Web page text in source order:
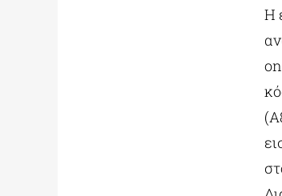
Η